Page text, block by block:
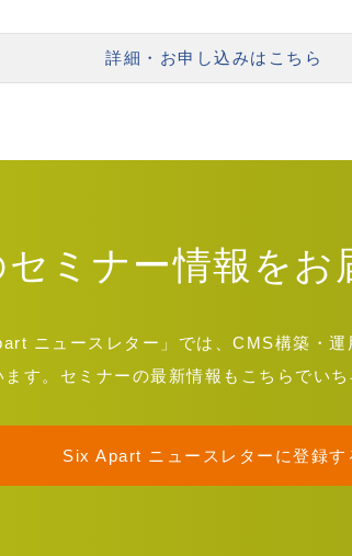
詳細・お申し込みはこちら
ミナー情報をお
ニュースレター」では、CMS構築・
す。セミナーの最新情報もこちらでい
Six Apart ニュースレターに登録す